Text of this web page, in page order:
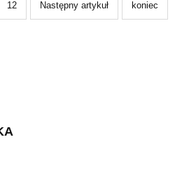
12 Następny artykuł koniec